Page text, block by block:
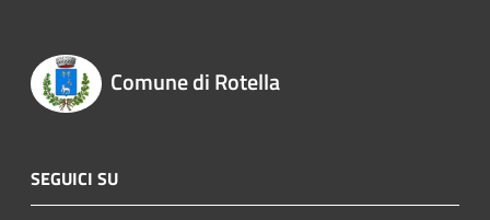
Comune di Rotella
SEGUICI SU